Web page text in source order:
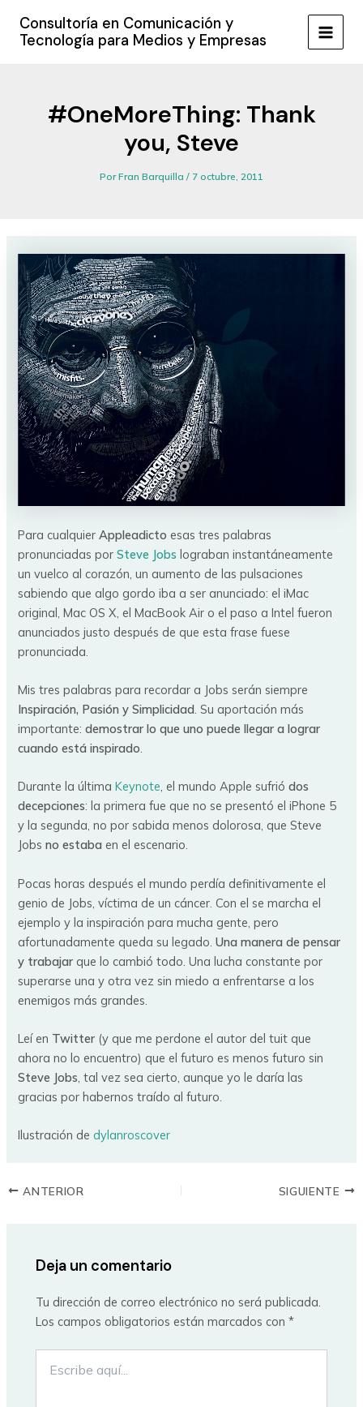
contenido
Consultoría en Comunicación y
Tecnología para Medios y Empresas
MAIN
#OneMoreThing: Thank
you, Steve
PorFran Barquilla / 7 octubre, 2011
Para cualquierAppleadicto esas tres palabras
pronunciadas porSteve Jobs lograban instantáneamente
un vuelco al corazón, un aumento de las pulsaciones
sabiendo que algo gordo iba a ser anunciado: el iMac
original, Mac OS X, el MacBook Air o el paso a Intel fueron
anunciados justo después de que esta frase fuese
pronunciada.
Mis tres palabras para recordar a Jobs serán siempre
Inspiración, Pasión y Simplicidad. Su aportación más
importante:demostrar lo que uno puede llegar a lograr
cuando está inspirado.
Durante la últimaKeynote, el mundo Apple sufriódos
decepciones: la primera fue que no se presentó el iPhone 5
y la segunda, no por sabida menos dolorosa, que Steve
Jobsno estaba en el escenario.
Pocas horas después el mundo perdía definitivamente el
genio de Jobs, víctima de un cáncer. Con el se marcha el
ejemplo y la inspiración para mucha gente, pero
afortunadamente queda su legado.Una manera de pensar
y trabajar que lo cambió todo. Una lucha constante por
superarse una y otra vez sin miedo a enfrentarse a los
enemigos más grandes.
Leí en Twitter (y que me perdone el autor del tuit que
ahora no lo encuentro) que el futuro es menos futuro sin
Steve Jobs, tal vez sea cierto, aunque yo le daría las
gracias por habernos traído al futuro.
Ilustración dedylanroscover
ANTERIOR SIGUIENTE
Deja un comentario
Tu dirección de correo electrónico no será publicada.
Los campos obligatorios están marcados con*
aquí...